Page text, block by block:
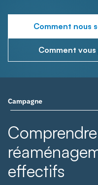
Comment nous
Comment
Campagne
effectifs